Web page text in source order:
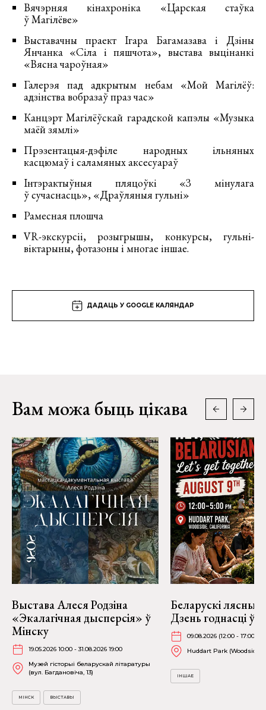
Вячэрняя кінахроніка «Царская стаўка
ў Магілёве»
Выставачны праект Ігара Багамазава і Дзіны
Янчанка «Сіла і пяшчота», выстава выцінанкі
«Вясна чароўная»
Галерэя пад адкрытым небам «Мой Магілёў:
адзінства вобразаў праз час»
Канцэрт Магілёўскай гарадской капэлы «Музыка
маёй зямлі»
Прэзентацыя-дэфіле народных ільняных
касцюмаў і саламяных аксесуараў
Інтэрактыўныя пляцоўкі «З мінулага
ў сучаснасць», «Драўляныя гульні»
Рамесная плошча
VR-экскурсіі, розыгрышы, конкурсы, гульні-
віктарыны, фотазоны і многае іншае.
ДАДАЦЬ У GOOGLE КАЛЯНДАР
Вам можа быць цікава
Выстава Алеся Родзіна
«Экалагічная дысперсія» ў
Мінску
19.05.2026 10:00 - 31.08.2026 19:00
Музей гісторыі беларускай літаратуры
(вул. Багдановіча, 13)
МІНСК ВЫСТАВЫ
Беларускі лясны
Дзень годнасці ў
09.08.2026 (12:00 - 17:00)
Huddart Park (Woodside)
ІНШАЕ